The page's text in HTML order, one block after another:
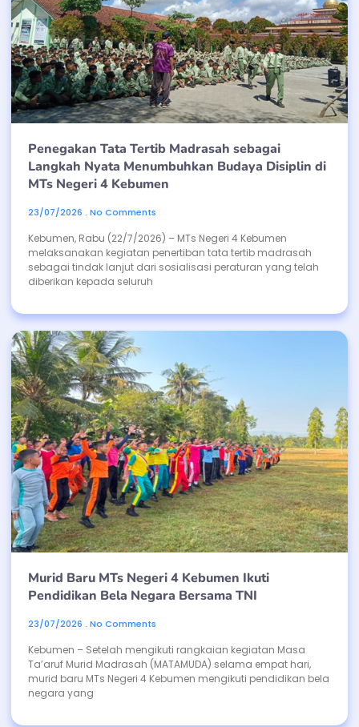
Penegakan Tata Tertib Madrasah sebagai
Langkah Nyata Menumbuhkan Budaya Disiplin di
MTs Negeri 4 Kebumen
23/07/2026 No Comments
Kebumen, Rabu (22/7/2026) – MTs Negeri 4 Kebumen
melaksanakan kegiatan penertiban tata tertib madrasah
sebagai tindak lanjut dari sosialisasi peraturan yang telah
diberikan kepada seluruh
Murid Baru MTs Negeri 4 Kebumen Ikuti
Pendidikan Bela Negara Bersama TNI
23/07/2026 No Comments
Kebumen – Setelah mengikuti rangkaian kegiatan Masa
Ta’aruf Murid Madrasah (MATAMUDA) selama empat hari,
murid baru MTs Negeri 4 Kebumen mengikuti pendidikan bela
negara yang